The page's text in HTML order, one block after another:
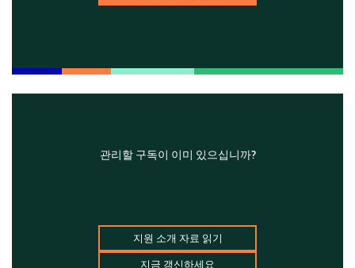
관리할 구독이 이미 있으십니까?
지원 소개 자료 읽기
지금 갱신하세요